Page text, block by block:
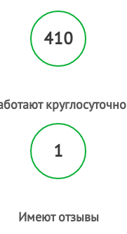
410
круглосуточно
1
Имеют отзывы